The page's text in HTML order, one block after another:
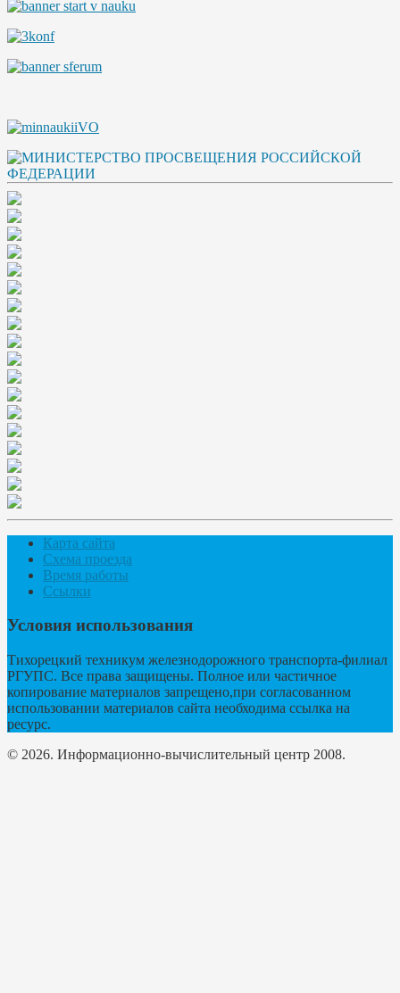
Карта сайта
Схема проезда
Время работы
Ссылки
Условия использования
Тихорецкий техникум железнодорожного транспорта-филиал
РГУПС. Все права защищены. Полное или частичное
копирование материалов запрещено,при согласованном
использовании материалов сайта необходима ссылка на
ресурс.
© 2026. Информационно-вычислительный центр 2008.